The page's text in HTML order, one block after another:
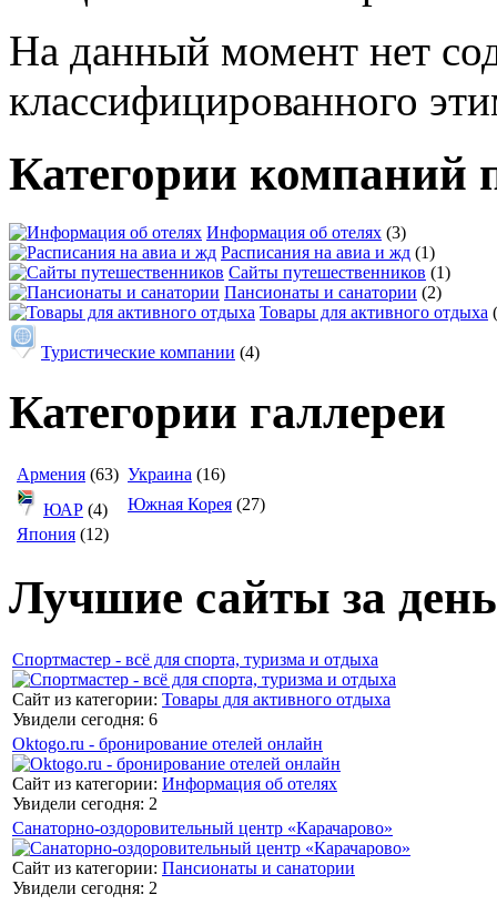
На данный момент нет
классифицированного
Категории компаний
Информация об отелях (3)
Расписания на авиа и жд (1)
Сайты путешественников (1)
Пансионаты и санатории (2)
Товары для активного отдыха
Туристические компании (4)
Категории галлереи
Армения (63) Украина (16)
ЮАР (4) Южная Корея (27)
Япония (12)
Лучшие сайты за день
Спортмастер - всё для спорта, туризма и отдыха
Сайт из категории: Товары для активного отдыха
Увидели сегодня: 6
Oktogo.ru - бронирование отелей онлайн
Сайт из категории: Информация об отелях
Увидели сегодня: 2
Санаторно-оздоровительный центр «Карачарово»
Сайт из категории: Пансионаты и санатории
Увидели сегодня: 2